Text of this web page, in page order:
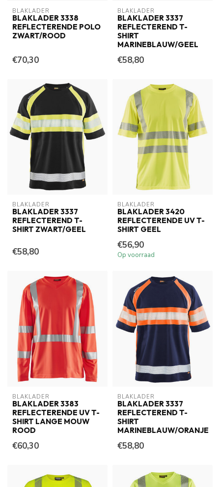
BLAKLADER
BLAKLADER 3338
REFLECTERENDE POLO
ZWART/ROOD
€70,30
BLAKLADER
BLAKLADER 3337
REFLECTEREND T-
SHIRT
MARINEBLAUW/GEEL
€58,80
BLAKLADER
BLAKLADER 3337
REFLECTEREND T-
SHIRT ZWART/GEEL
€58,80
BLAKLADER
BLAKLADER 3420
REFLECTERENDE UV T-
SHIRT GEEL
€56,90
Op voorraad
BLAKLADER
BLAKLADER 3383
REFLECTERENDE UV T-
SHIRT LANGE MOUW
ROOD
€60,30
BLAKLADER
BLAKLADER 3337
REFLECTEREND T-
SHIRT
MARINEBLAUW/ORANJE
€58,80